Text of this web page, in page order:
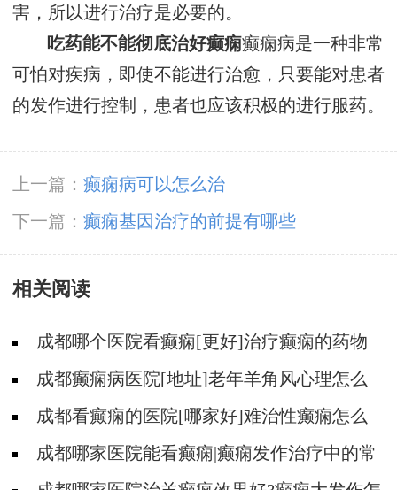
害，所以进行治疗是必要的。
吃药能不能彻底治好癫痫癫痫病是一种非常
可怕对疾病，即使不能进行治愈，只要能对患者
的发作进行控制，患者也应该积极的进行服药。
上一篇： 癫痫病可以怎么治
下一篇： 癫痫基因治疗的前提有哪些
相关阅读
成都哪个医院看癫痫[更好]治疗癫痫的药物
不良反应是什么?
成都癫痫病医院[地址]老年羊角风心理怎么
调整?成都看癫痫的医院[哪家好]难治性癫痫怎么
治疗呢?
成都哪家医院能看癫痫|癫痫发作治疗中的常